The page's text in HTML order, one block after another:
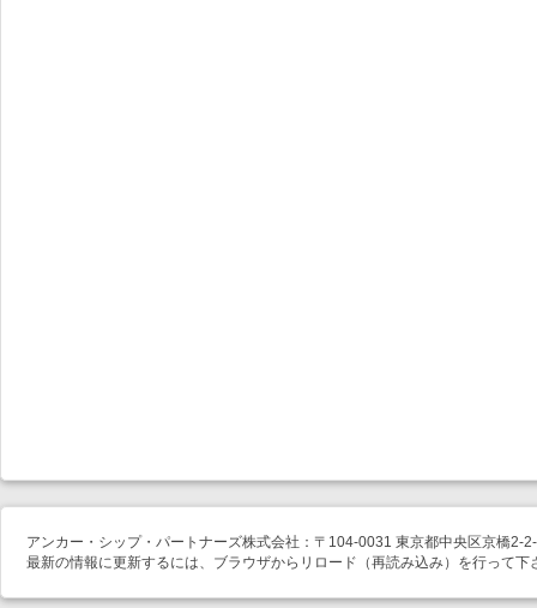
アンカー・シップ・パートナーズ株式会社：〒104-0031 東京都中央区京橋2-
最新の情報に更新するには、ブラウザからリロード（再読み込み）を行って下